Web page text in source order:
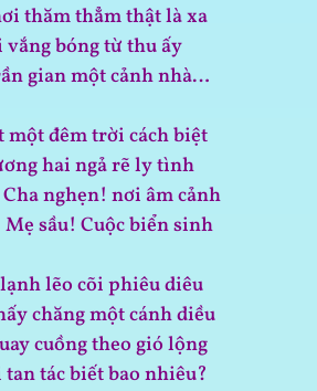
thăm thẳm thật là xa
vắng bóng từ thu ấy
gian một cảnh nhà…
một đêm trời cách biệt
hai ngả rẽ ly tình
nghẹn! nơi âm cảnh
sầu! Cuộc biển sinh
lẽo cõi phiêu diêu
chăng một cánh diều
cuồng theo gió lộng
tác biết bao nhiêu?